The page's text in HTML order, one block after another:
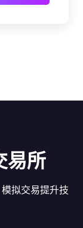
易所
拟交易提升技